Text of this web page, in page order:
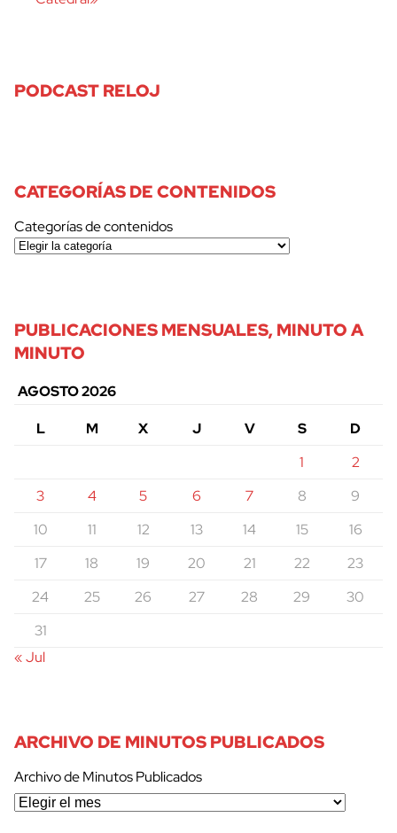
PODCAST RELOJ
CATEGORÍAS DE CONTENIDOS
Categorías de contenidos
PUBLICACIONES MENSUALES, MINUTO A
MINUTO
AGOSTO 2026
L
M X J V S
D
1
2
3
4 5 6 7 8
9
10
11 12 13 14 15
16
17
18 19 20 21 22
23
24
25 26 27 28 29
30
31
« Jul
ARCHIVO DE MINUTOS PUBLICADOS
Archivo de Minutos Publicados